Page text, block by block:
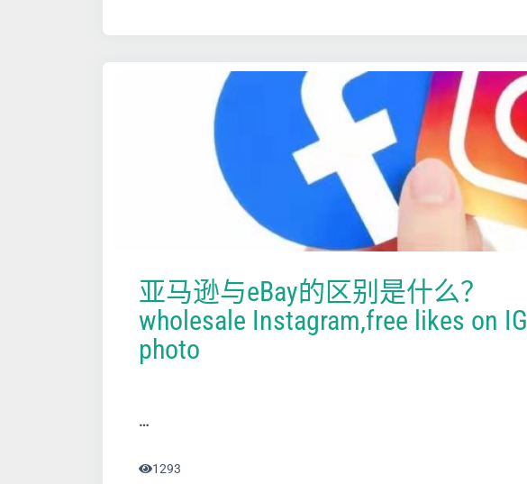
亚马逊与eBay的区别是什么？
wholesale Instagram,free likes on IG
photo
…
1293